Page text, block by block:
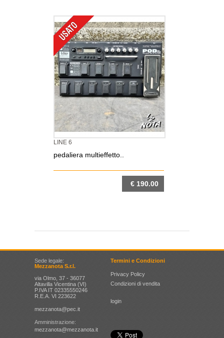
LINE 6
pedaliera multieffetto..
€ 190.00
Sede legale:
Mezzanota S.r.l.
via Olmo, 37 - 36077
Altavilla Vicentina (VI)
P.IVA IT 02335550246
R.E.A. VI 223622
mezzanota@pec.it
Amministrazione:
mezzanota@mezzanota.it
Termini e Condizioni
Privacy Policy
Condizioni di vendita
login